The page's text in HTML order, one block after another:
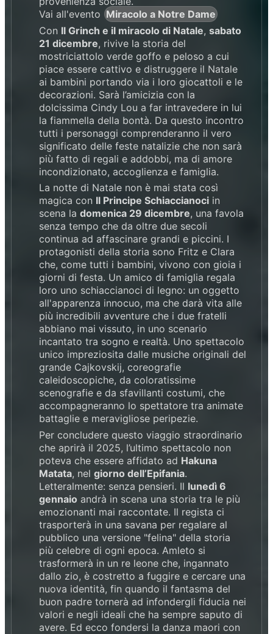
Vai all'evento Miracolo a Notre Dame
Con Il Grinch e il miracolo di Natale, sabato
21 dicembre, rivive la storia del
mostriciattolo verde goffo e peloso a cui
piace essere cattivo e distruggere il Natale
ai bambini portando via i loro giocattoli e le
decorazioni. Sarà l’amicizia con la
dolcissima Cindy Lou a far intravedere in lui
la fiammella della bontà. Da questo incontro
tutti i personaggi comprenderanno il vero
significato delle feste natalizie che non sarà
più fatto di regali e addobbi, ma di amore
incondizionato, accoglienza e famiglia.
La notte di Natale non è mai stata così
magica con Il Principe Schiaccianoci in
scena la domenica 29 dicembre, una favola
senza tempo che da oltre due secoli
continua ad affascinare grandi e piccini. I
protagonisti della storia sono Fritz e Clara
che, come tutti i bambini, vivono con gioia i
giorni di festa. Un amico di famiglia regala
loro uno schiaccianoci di legno: un oggetto
all'apparenza innocuo, ma che darà vita alle
più incredibili avventure che i due fratelli
abbiano mai vissuto, in uno scenario
incantato tra sogno e realtà. Uno spettacolo
unico impreziosita dalle musiche originali del
grande Cajkovskij, coreografie
caleidoscopiche, da coloratissime
scenografie e da sfavillanti costumi, che
accompagneranno lo spettatore tra animate
battaglie e meravigliose peripezie.
Per concludere questo viaggio straordinario
che aprirà il 2025, l’ultimo spettacolo non
poteva che essere affidato ad Hakuna
Matata, nel giorno dell’Epifania.
Letteralmente: senza pensieri. Il lunedì 6
gennaio andrà in scena una storia tra le più
emozionanti mai raccontate. Il regista ci
trasporterà in una savana per regalare al
pubblico una versione "felina" della storia
più celebre di ogni epoca. Amleto si
trasformerà in un re leone che, ingannato
dallo zio, è costretto a fuggire e cercare una
nuova identità, fin quando il fantasma del
buon padre tornerà ad infondergli fiducia nei
valori e negli ideali che ha sempre saputo di
avere. Ed ecco fondersi la danza maori con